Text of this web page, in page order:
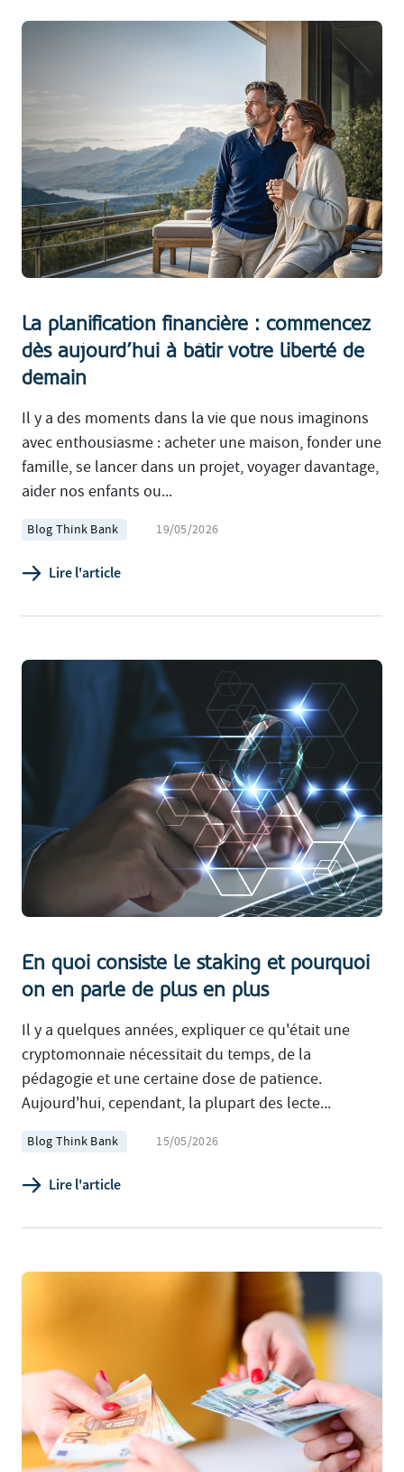
La planification financière : commencez
dès aujourd’hui à bâtir votre liberté de
demain
Il y a des moments dans la vie que nous imaginons
avec enthousiasme : acheter une maison, fonder une
famille, se lancer dans un projet, voyager davantage,
aider nos enfants ou...
Blog Think Bank 19/05/2026
Lire l'article
En quoi consiste le staking et pourquoi
on en parle de plus en plus
Il y a quelques années, expliquer ce qu'était une
cryptomonnaie nécessitait du temps, de la
pédagogie et une certaine dose de patience.
Aujourd'hui, cependant, la plupart des lecte...
Blog Think Bank 15/05/2026
Lire l'article